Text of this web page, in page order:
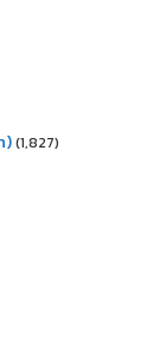
(1,827)